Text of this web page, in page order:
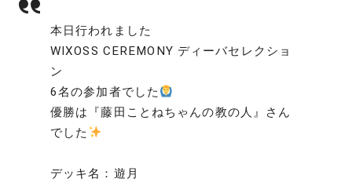
本日行われました
WIXOSS CEREMONY ディーバセレクショ
ン
6名の参加者でした
優勝は『藤田ことねちゃんの教の人』さん
でした
デッキ名：遊月